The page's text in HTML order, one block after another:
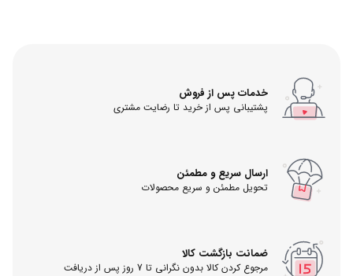
خدمات پس از فروش
پشتیبانی پس از خرید تا رضایت مشتری
ارسال سریع و مطمئن
تحویل مطمئن و سریع محصولات
ضمانت بازگشت کالا
مرجوع کردن کالا بدون نگرانی تا 7 روز پس از دریافت